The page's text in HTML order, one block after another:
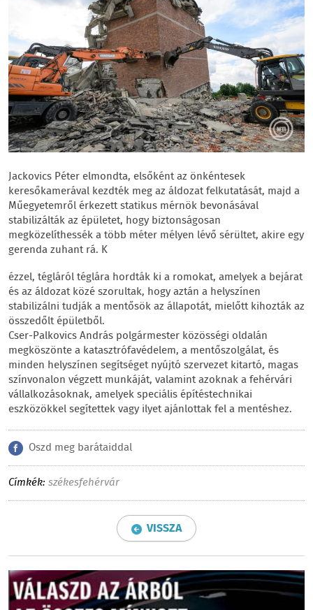
Jackovics Péter elmondta, elsőként az önkéntesek
keresőkamerával kezdték meg az áldozat felkutatását, majd a
Műegyetemről érkezett statikus mérnök bevonásával
stabilizálták az épületet, hogy biztonságosan
megközelíthessék a több méter mélyen lévő sérültet, akire egy
gerenda zuhant rá. K
ézzel, tégláról téglára hordták ki a romokat, amelyek a bejárat
és az áldozat közé szorultak, hogy aztán a helyszínen
stabilizálni tudják a mentősök az állapotát, mielőtt kihozták az
összedőlt épületből.
Cser-Palkovics András polgármester közösségi oldalán
megköszönte a katasztrófavédelem, a mentőszolgálat, és
minden helyszínen segítséget nyújtó szervezet kitartó, magas
színvonalon végzett munkáját, valamint azoknak a fehérvári
vállalkozásoknak, amelyek speciális építéstechnikai
eszközökkel segítettek vagy ilyet ajánlottak fel a mentéshez.
Oszd meg barátaiddal
Címkék: székesfehérvár
VISSZA